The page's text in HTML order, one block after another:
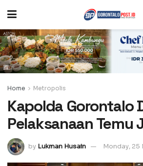
Home Metropolis
Kapolda Gorontalo
Pelaksanaan Temu
by Lukman Husain Monday, 25